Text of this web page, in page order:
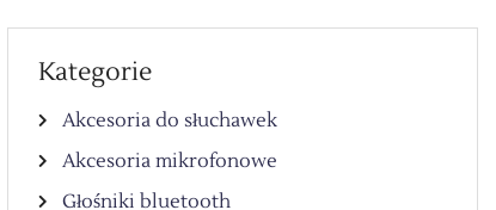
Kategorie
Akcesoria do słuchawek
Akcesoria mikrofonowe
Głośniki bluetooth